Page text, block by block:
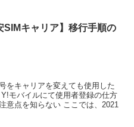
SIMキャリア】移行手順の
をキャリアを変えても使用した
モバイルにて使用者登録の仕方
意点を知らない ここでは、2021